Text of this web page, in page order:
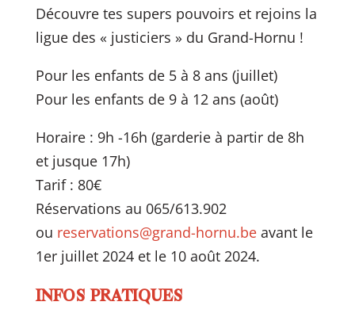
Découvre tes supers pouvoirs et rejoins la
ligue des « justiciers » du Grand-Hornu !
Pour les enfants de 5 à 8 ans (juillet)
Pour les enfants de 9 à 12 ans (août)
Horaire : 9h -16h (garderie à partir de 8h
et jusque 17h)
Tarif : 80€
Réservations au 065/613.902
ou reservations@grand-hornu.beavant le
1er juillet 2024 et le 10 août 2024.
INFOS PRATIQUES